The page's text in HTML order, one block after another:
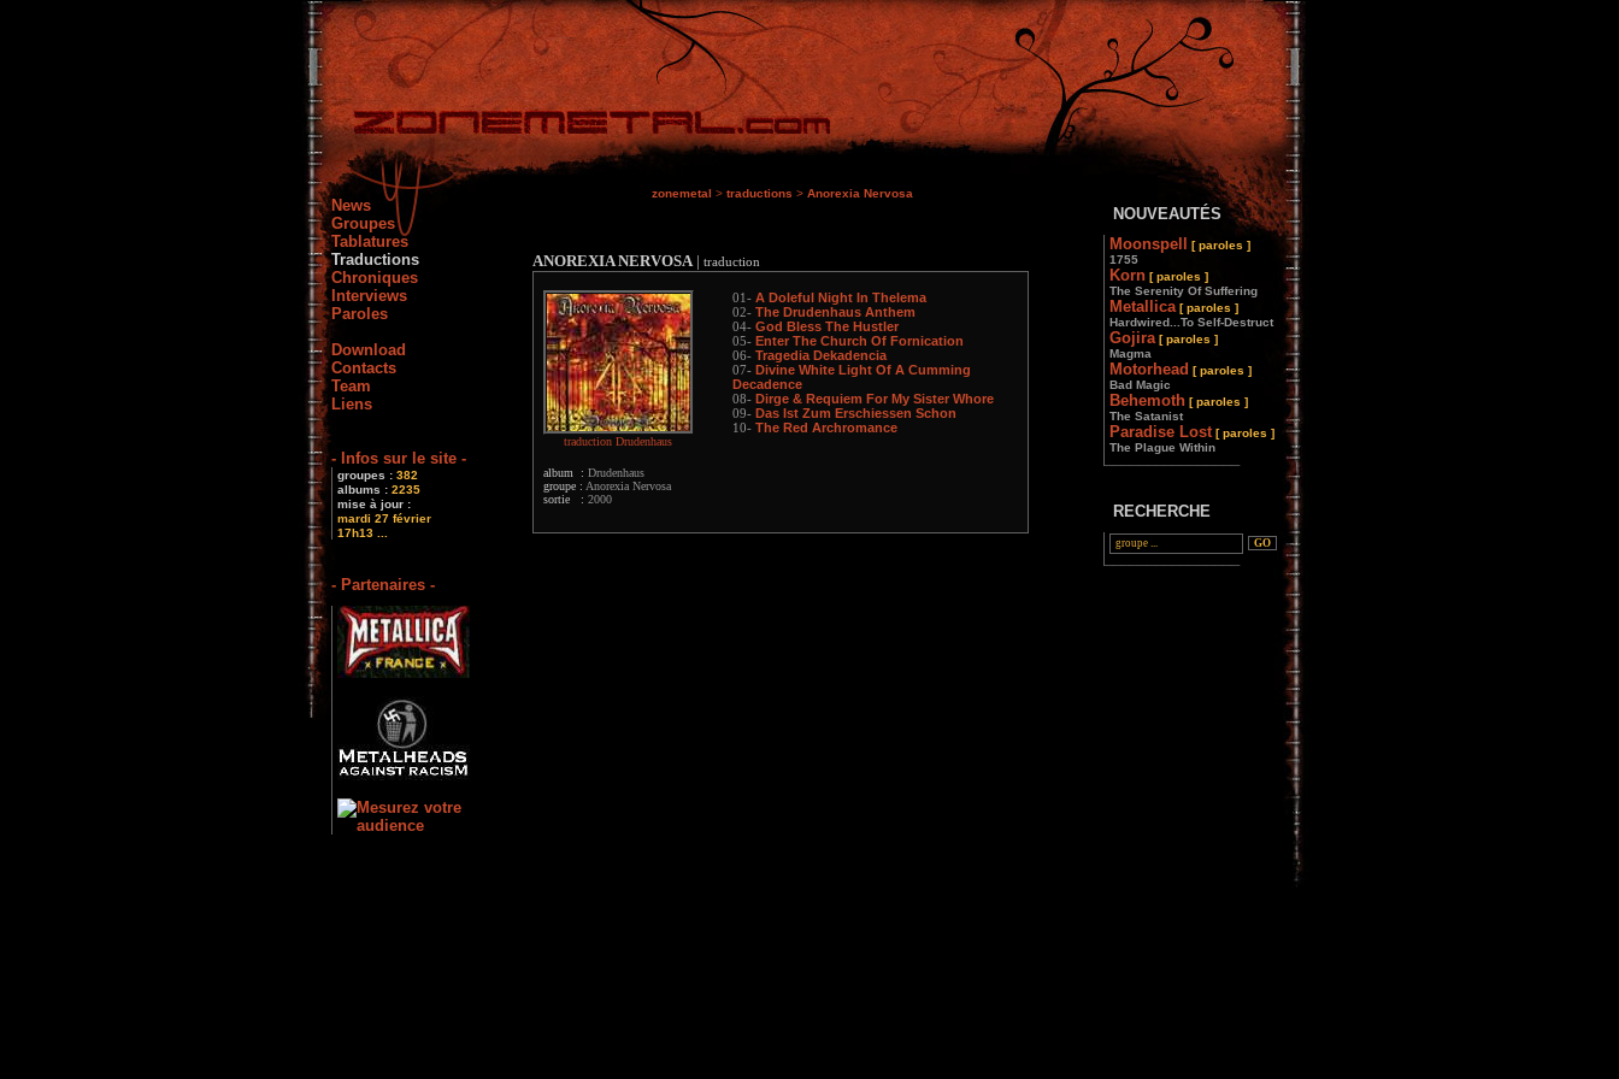
News
Groupes
Tablatures
Traductions
Chroniques
Interviews
Paroles
Download
Contacts
Team
Liens
- Infos sur le site -
groupes : 382
albums : 2235
mise à jour :
mardi 27 février
17h13 ...
- Partenaires -
zonemetal > traductions > Anorexia Nervosa
ANOREXIA NERVOSA| traduction
traduction Drudenhaus
album : Drudenhaus
groupe : Anorexia Nervosa
sortie : 2000
01- A Doleful Night In Thelema
02- The Drudenhaus Anthem
04- God Bless The Hustler
05- Enter The Church Of Fornication
06- Tragedia Dekadencia
07- Divine White Light Of A Cumming
Decadence
08- Dirge & Requiem For My Sister Whore
09- Das Ist Zum Erschiessen Schon
10- The Red Archromance
NOUVEAUTÉS
Moonspell
[ paroles ]
1755
Korn [ paroles ]
The Serenity Of Suffering
Metallica [ paroles ]
Hardwired...To Self-Destruct
Gojira [ paroles ]
Magma
Motorhead [ paroles ]
Bad Magic
Behemoth [ paroles ]
The Satanist
Paradise Lost [ paroles ]
The Plague Within
________________
RECHERCHE
________________